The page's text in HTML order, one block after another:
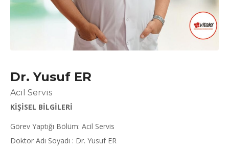
Dr. Yusuf ER
Acil Servis
KİŞİSEL BİLGİLERİ
Görev Yaptığı Bölüm: Acil Servis
Doktor Adı Soyadı : Dr. Yusuf ER